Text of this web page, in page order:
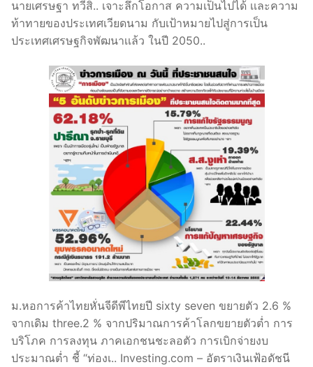
นายเศรษฐา ทวีสิ.. เจาะลึกโอกาส ความเป็นไปได้ เเละความ
ท้าทายของประเทศเวียดนาม กับเป้าหมายไปสู่การเป็น
ประเทศเศรษฐกิจพัฒนาเเล้ว ในปี 2050..
ม.หอการค้าไทยหั่นจีดีพีไทยปี sixty seven ขยายตัว 2.6 %
จากเดิม three.2 % จากปริมาณการค้าโลกขยายตัวต่ำ การ
บริโภค การลงทุน ภาคเอกชนชะลอตัว การเบิกจ่ายงบ
ประมาณต่ำ ชี้ “ท่องเ.. Investing.com – อัตราเงินเฟ้อดัชนี